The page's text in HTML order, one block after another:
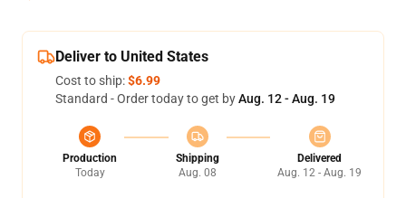
Deliver to United States
Cost to ship:$6.99
Standard - Order today to get byAug. 12 - Aug. 19
Production
Today
Shipping
Aug. 08
Delivered
Aug. 12 - Aug. 19